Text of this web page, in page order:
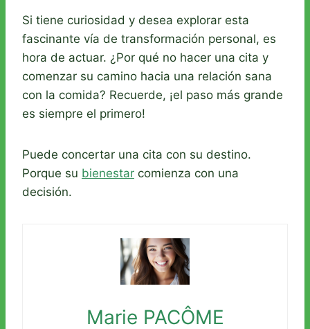
Si tiene curiosidad y desea explorar esta
fascinante vía de transformación personal, es
hora de actuar. ¿Por qué no hacer una cita y
comenzar su camino hacia una relación sana
con la comida? Recuerde, ¡el paso más grande
es siempre el primero!
Puede concertar una cita con su destino.
Porque su bienestar comienza con una
decisión.
Marie PACÔME